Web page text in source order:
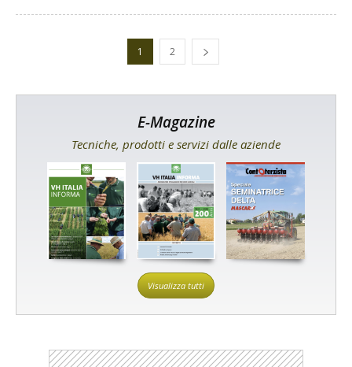
1 2
E-Magazine
Tecniche, prodotti e servizi dalle aziende
Visualizza tutti